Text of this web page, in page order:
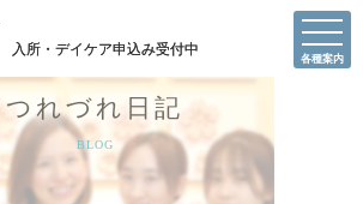
各種案内
つれづれ日記
BLOG